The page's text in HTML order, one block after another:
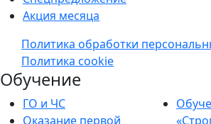
Акция месяца
Политика обработки
Политика cookie
Обучение
ГО и ЧС
Оказание первой